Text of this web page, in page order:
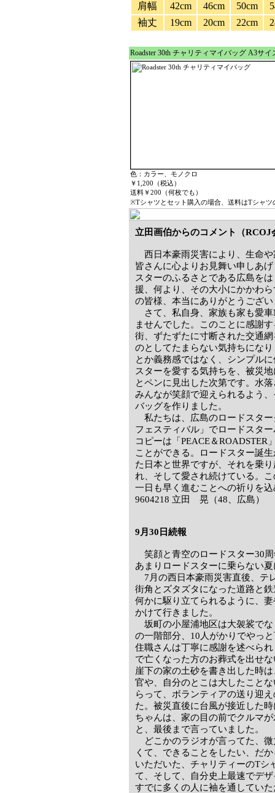
肩幅
42cm 46cm 50cm
袖丈
19cm 20cm 22cm
Roadster 30th チャリティマイバッグ A3サイ
色：カラー、モノクロ
￥1,200（税込）
送料￥200（何枚でも）
※Tシャツとセット購入の場合、送料はTシャツ
立田画伯からのコメント（
西日本豪雨災害により、生命
皆さんに心よりお見舞い申しあ
スターのふるさとである広島を
援、何より、その大小にかかわ
の皆様、本当にありがとうござ
さて、私自身、家族も家も愛
ませんでした。このことに感謝
街、ずたずたに寸断された交通
のとしてたまらない気持ちにな
とか義務感ではなく、シンプル
スターを愛する気持ちを、被災
とペンに見出した次第です。水
みんなが笑顔で迎えられるよう
バッグを作りました。
私たちは、広島のロードスタ
フェスティバル」でロードスタ
コピーは「PEACE＆
ことができる。ロードスター誕
た日本と世界ですが、それを乗
れ、そして愛され続けている。
一日も早く進むことへの祈りを
9604218 立田 晃（48、広島）
9月30日続報
笑顔と青空のロードスター30
あまりロードスターに乗らない
7月の西日本豪雨災害直後、テ
街角とズタズタになった道路と
何かに駆り立てられるように、
かけて行きました。
坂町の小屋浦地区は大袈裟で
の一階部分、10人がかりでやっ
住職さんは丁寧に感謝を述べら
で亡くなった方のお葬式を出せ
崖下の家の土砂を書き出した時
官や、自分のとこは大したこと
らって、ボランティアの送り迎
た。被災直後に台風が接近した
ちゃんは、家の目の前でクルマ
と、最後まで言っていました。
どこかのラジオが言ってた、
くて、できることをしたい、だ
いただいた、チャリティーのTシ
て、そして、自分史上最速でデ
すでに多くの人に袖を通してい